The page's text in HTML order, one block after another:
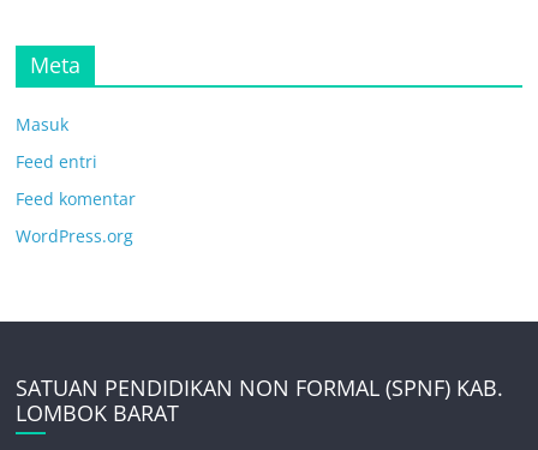
Meta
Masuk
Feed entri
Feed komentar
WordPress.org
SATUAN PENDIDIKAN NON FORMAL (SPNF) KAB.
LOMBOK BARAT